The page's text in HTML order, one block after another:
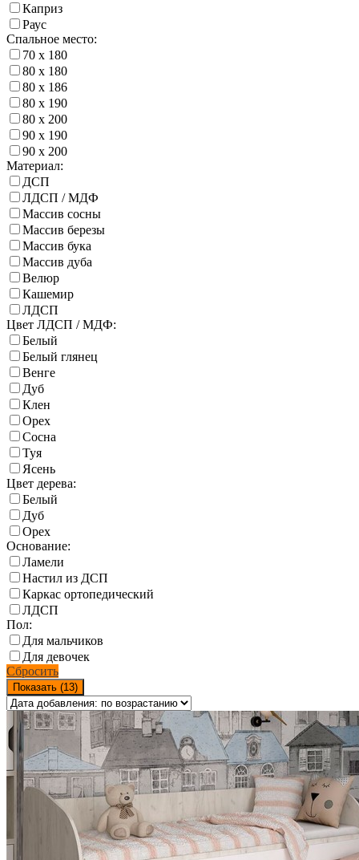
Каприз
Раус
Спальное место:
70 х 180
80 х 180
80 х 186
80 х 190
80 х 200
90 х 190
90 х 200
Материал:
ДСП
ЛДСП / МДФ
Массив сосны
Массив березы
Массив бука
Массив дуба
Велюр
Кашемир
ЛДСП
Цвет ЛДСП / МДФ:
Белый
Белый глянец
Венге
Дуб
Клен
Орех
Сосна
Туя
Ясень
Цвет дерева:
Белый
Дуб
Орех
Основание:
Ламели
Настил из ДСП
Каркас ортопедический
ЛДСП
Пол:
Для мальчиков
Для девочек
Сбросить
Показать (13)